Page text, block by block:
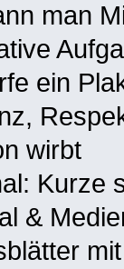
man
ein
wirbt
Kurze
&